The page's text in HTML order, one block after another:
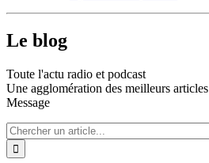
Le blog
Toute l'actu radio et podcast
Une agglomération des meilleurs
Message